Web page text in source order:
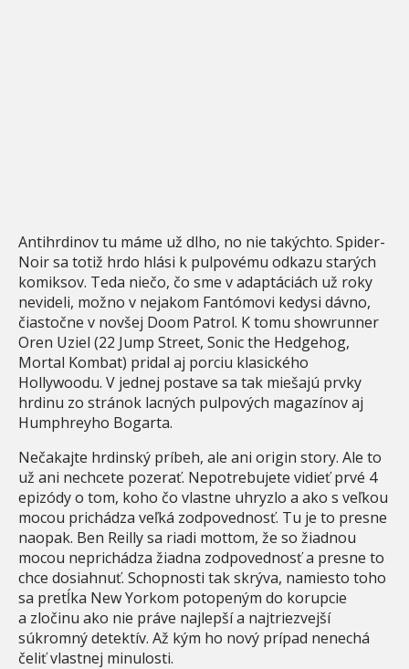
Antihrdinov tu máme už dlho, no nie takýchto. Spider-
Noir sa totiž hrdo hlási k pulpovému odkazu starých
komiksov. Teda niečo, čo sme v adaptáciách už roky
nevideli, možno v nejakom Fantómovi kedysi dávno,
čiastočne v novšej Doom Patrol. K tomu showrunner
Oren Uziel (22 Jump Street, Sonic the Hedgehog,
Mortal Kombat) pridal aj porciu klasického
Hollywoodu. V jednej postave sa tak miešajú prvky
hrdinu zo stránok lacných pulpových magazínov aj
Humphreyho Bogarta.
Nečakajte hrdinský príbeh, ale ani origin story. Ale to
už ani nechcete pozerať. Nepotrebujete vidieť prvé 4
epizódy o tom, koho čo vlastne uhryzlo a ako s veľkou
mocou prichádza veľká zodpovednosť. Tu je to presne
naopak. Ben Reilly sa riadi mottom, že so žiadnou
mocou neprichádza žiadna zodpovednosť a presne to
chce dosiahnuť. Schopnosti tak skrýva, namiesto toho
sa pretĺka New Yorkom potopeným do korupcie
a zločinu ako nie práve najlepší a najtriezvejší
súkromný detektív. Až kým ho nový prípad nenechá
čeliť vlastnej minulosti.